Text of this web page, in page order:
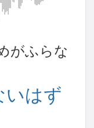
がふらな
いはず